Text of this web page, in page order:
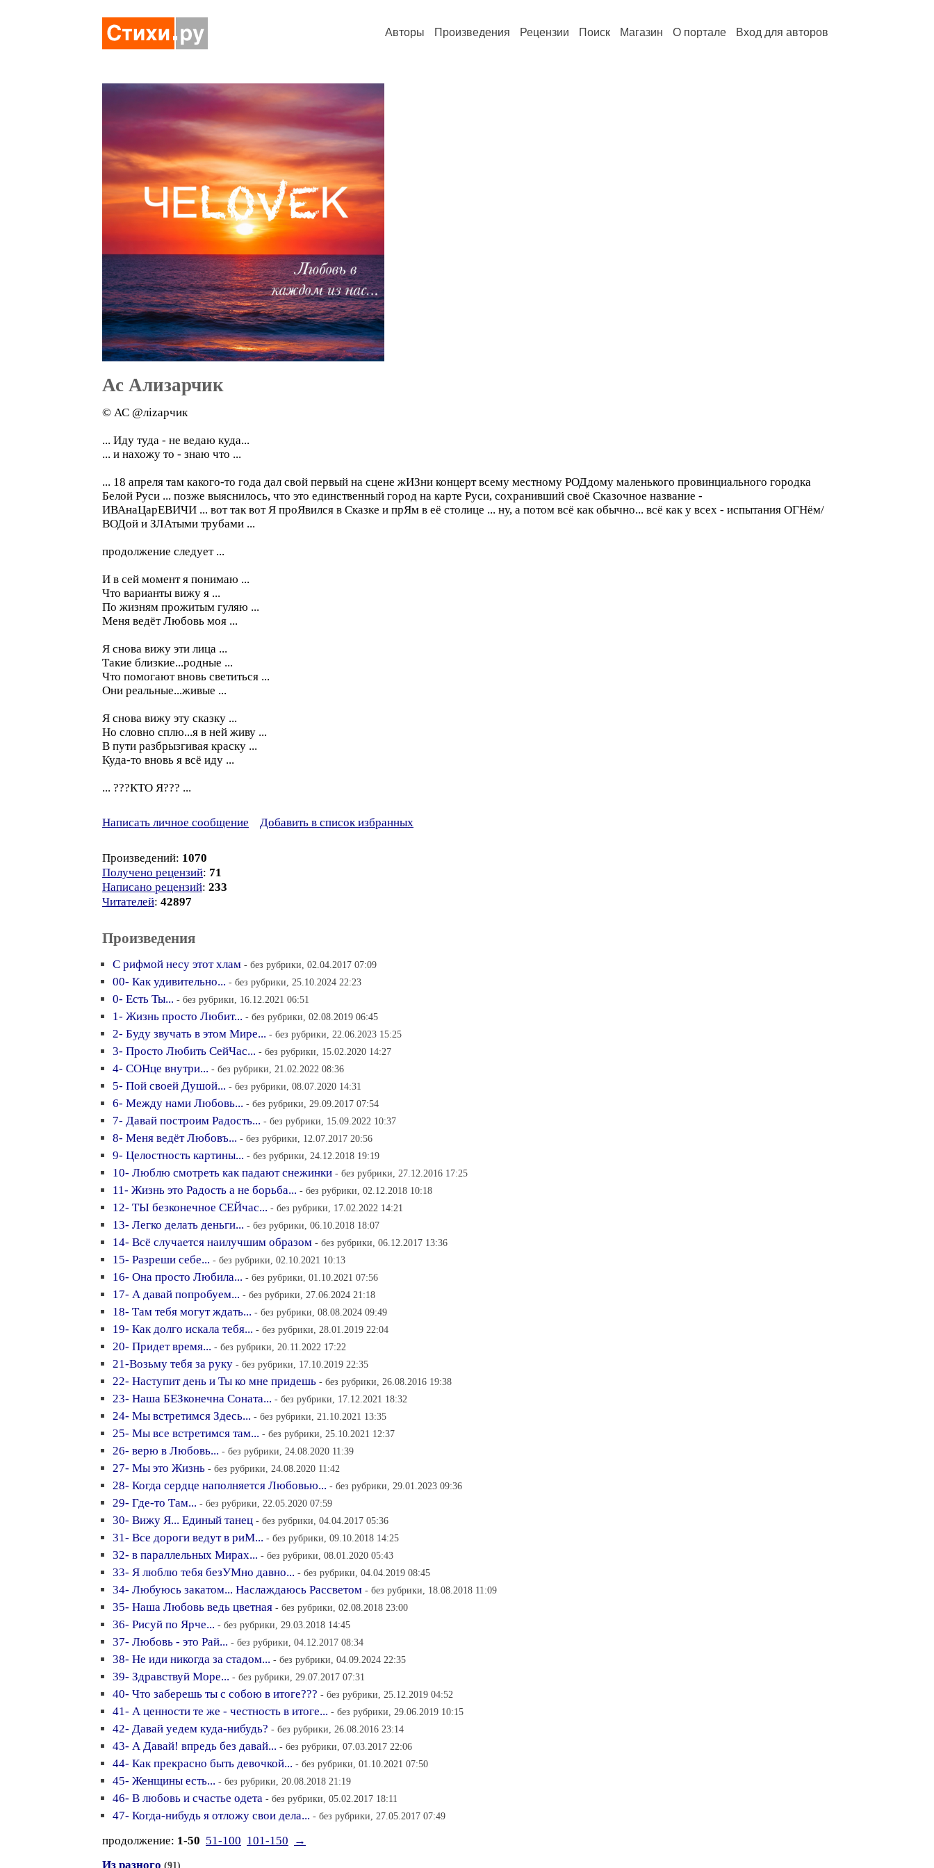
Авторы Произведения Рецензии Поиск Магазин О портале Вход для авторов
Ас Ализарчик
© АС @лizарчик
... Иду туда - не ведаю куда...
... и нахожу то - знаю что ...
... 18 апреля там какого-то года дал свой первый на сцене жИЗни концерт всему местному РОДдому маленького провинциального городка
Белой Руси ... позже выяснилось, что это единственный город на карте Руси, сохранивший своё Сказочное название -
ИВАнаЦарЕВИЧИ ... вот так вот Я проЯвился в Сказке и прЯм в её столице ... ну, а потом всё как обычно... всё как у всех - испытания ОГНём/
ВОДой и ЗЛАтыми трубами ...
продолжение следует ...
И в сей момент я понимаю ...
Что варианты вижу я ...
По жизням прожитым гуляю ...
Меня ведёт Любовь моя ...
Я снова вижу эти лица ...
Такие близкие...родные ...
Что помогают вновь светиться ...
Они реальные...живые ...
Я снова вижу эту сказку ...
Но словно сплю...я в ней живу ...
В пути разбрызгивая краску ...
Куда-то вновь я всё иду ...
... ???КТО Я??? ...
Написать личное сообщение Добавить в список избранных
Произведений: 1070
Получено рецензий: 71
Написано рецензий: 233
Читателей: 42897
Произведения
С рифмой несу этот хлам - без рубрики, 02.04.2017 07:09
00- Как удивительно... - без рубрики, 25.10.2024 22:23
0- Есть Ты... - без рубрики, 16.12.2021 06:51
1- Жизнь просто Любит... - без рубрики, 02.08.2019 06:45
2- Буду звучать в этом Мире... - без рубрики, 22.06.2023 15:25
3- Просто Любить СейЧас... - без рубрики, 15.02.2020 14:27
4- СОНце внутри... - без рубрики, 21.02.2022 08:36
5- Пой своей Душой... - без рубрики, 08.07.2020 14:31
6- Между нами Любовь... - без рубрики, 29.09.2017 07:54
7- Давай построим Радость... - без рубрики, 15.09.2022 10:37
8- Меня ведёт Любовъ... - без рубрики, 12.07.2017 20:56
9- Целостность картины... - без рубрики, 24.12.2018 19:19
10- Люблю смотреть как падают снежинки - без рубрики, 27.12.2016 17:25
11- Жизнь это Радость а не борьба... - без рубрики, 02.12.2018 10:18
12- ТЫ безконечное СЕЙчас... - без рубрики, 17.02.2022 14:21
13- Легко делать деньги... - без рубрики, 06.10.2018 18:07
14- Всё случается наилучшим образом - без рубрики, 06.12.2017 13:36
15- Разреши себе... - без рубрики, 02.10.2021 10:13
16- Она просто Любила... - без рубрики, 01.10.2021 07:56
17- А давай попробуем... - без рубрики, 27.06.2024 21:18
18- Там тебя могут ждать... - без рубрики, 08.08.2024 09:49
19- Как долго искала тебя... - без рубрики, 28.01.2019 22:04
20- Придет время... - без рубрики, 20.11.2022 17:22
21-Возьму тебя за руку - без рубрики, 17.10.2019 22:35
22- Наступит день и Ты ко мне придешь - без рубрики, 26.08.2016 19:38
23- Наша БЕЗконечна Соната... - без рубрики, 17.12.2021 18:32
24- Мы встретимся Здесь... - без рубрики, 21.10.2021 13:35
25- Мы все встретимся там... - без рубрики, 25.10.2021 12:37
26- верю в Любовь... - без рубрики, 24.08.2020 11:39
27- Мы это Жизнь - без рубрики, 24.08.2020 11:42
28- Когда сердце наполняется Любовью... - без рубрики, 29.01.2023 09:36
29- Где-то Там... - без рубрики, 22.05.2020 07:59
30- Вижу Я... Единый танец - без рубрики, 04.04.2017 05:36
31- Все дороги ведут в риМ... - без рубрики, 09.10.2018 14:25
32- в параллельных Мирах... - без рубрики, 08.01.2020 05:43
33- Я люблю тебя безУМно давно... - без рубрики, 04.04.2019 08:45
34- Любуюсь закатом... Наслаждаюсь Рассветом - без рубрики, 18.08.2018 11:09
35- Наша Любовь ведь цветная - без рубрики, 02.08.2018 23:00
36- Рисуй по Ярче... - без рубрики, 29.03.2018 14:45
37- Любовь - это Рай... - без рубрики, 04.12.2017 08:34
38- Не иди никогда за стадом... - без рубрики, 04.09.2024 22:35
39- Здравствуй Море... - без рубрики, 29.07.2017 07:31
40- Что заберешь ты с собою в итоге??? - без рубрики, 25.12.2019 04:52
41- А ценности те же - честность в итоге... - без рубрики, 29.06.2019 10:15
42- Давай уедем куда-нибудь? - без рубрики, 26.08.2016 23:14
43- А Давай! впредь без давай... - без рубрики, 07.03.2017 22:06
44- Как прекрасно быть девочкой... - без рубрики, 01.10.2021 07:50
45- Женщины есть... - без рубрики, 20.08.2018 21:19
46- В любовь и счастье одета - без рубрики, 05.02.2017 18:11
47- Когда-нибудь я отложу свои дела... - без рубрики, 27.05.2017 07:49
продолжение: 1-50 51-100 101-150
→
Из разного (91)